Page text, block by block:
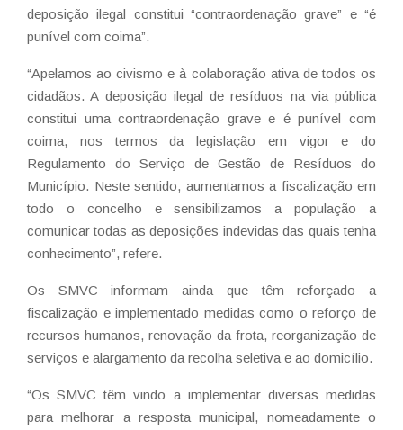
deposição ilegal constitui “contraordenação grave” e “é
punível com coima”.
“Apelamos ao civismo e à colaboração ativa de todos os
cidadãos. A deposição ilegal de resíduos na via pública
constitui uma contraordenação grave e é punível com
coima, nos termos da legislação em vigor e do
Regulamento do Serviço de Gestão de Resíduos do
Município. Neste sentido, aumentamos a fiscalização em
todo o concelho e sensibilizamos a população a
comunicar todas as deposições indevidas das quais tenha
conhecimento”, refere.
Os SMVC informam ainda que têm reforçado a
fiscalização e implementado medidas como o reforço de
recursos humanos, renovação da frota, reorganização de
serviços e alargamento da recolha seletiva e ao domicílio.
“Os SMVC têm vindo a implementar diversas medidas
para melhorar a resposta municipal, nomeadamente o